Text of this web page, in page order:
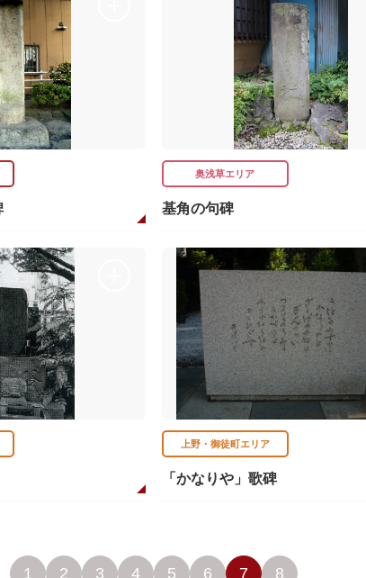
奥浅草エリア
基角の句碑
上野・御徒町エリア
「かなりや」歌碑
1 2 3 4 5 6 7 8